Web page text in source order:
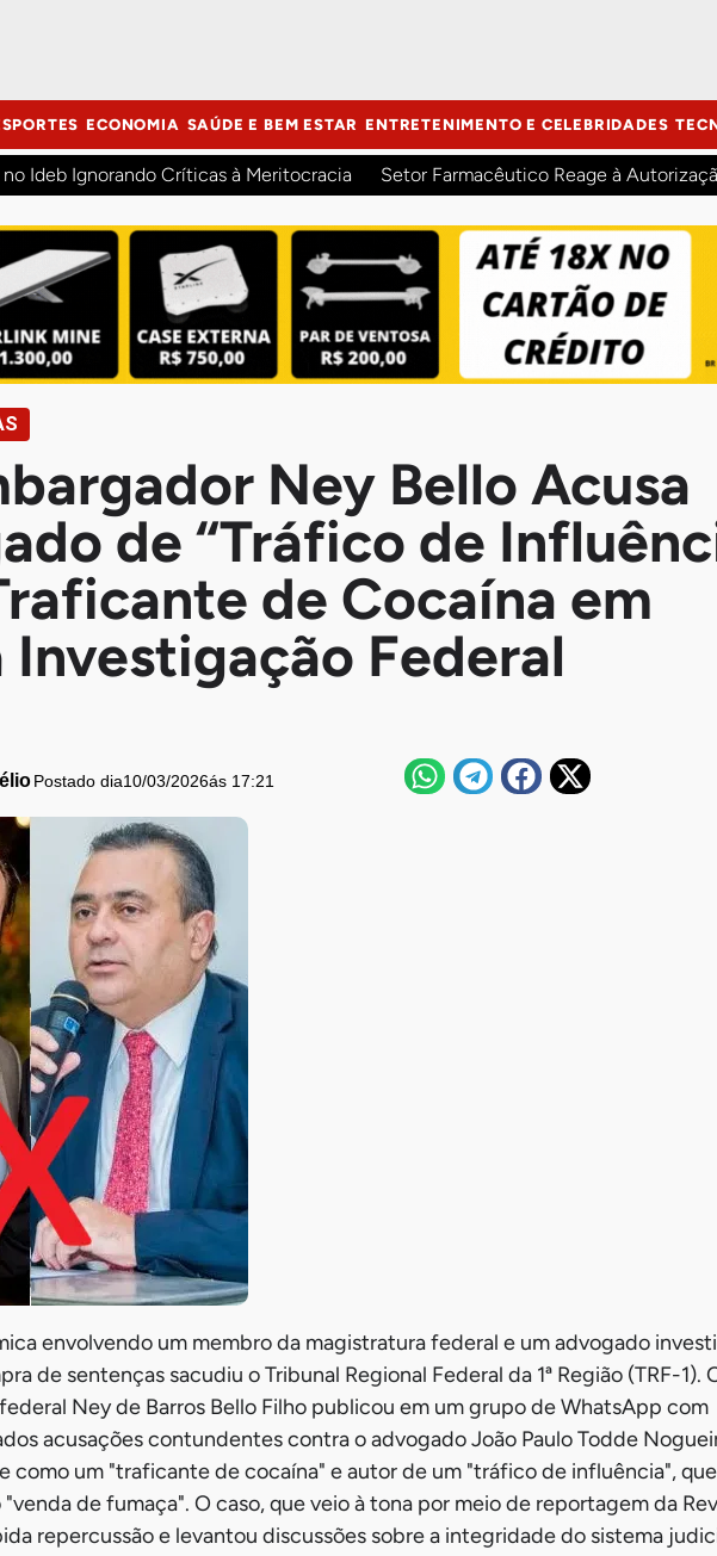
ECONOMIA SAÚDE E BEM ESTAR ENTRETENIMENTO E CELEBRIDADES
no Ideb Ignorando Críticas à Meritocracia Setor Farmacêutico Reage à
Ney Bello Acusa
de “Tráfico de
de Cocaína em
Investigação Federal
Postado dia10/03/2026ás 17:21
envolvendo um membro da magistratura federal e um advogado
de sentenças sacudiu o Tribunal Regional Federal da 1ª Região (TRF-1).
Ney de Barros Bello Filho publicou em um grupo de WhatsApp com
acusações contundentes contra o advogado João Paulo Todde
como um "traficante de cocaína" e autor de um "tráfico de influência",
de fumaça". O caso, que veio à tona por meio de reportagem da
repercussão e levantou discussões sobre a integridade do sistema